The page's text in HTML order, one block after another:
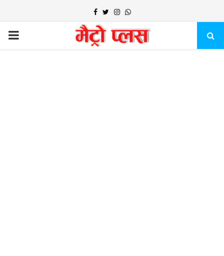
Facebook
TwitterInstagram
Whatsapp
PRIMARY